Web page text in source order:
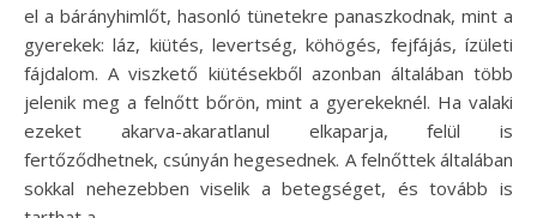
el a bárányhimlőt, hasonló tünetekre panaszkodnak, mint a
gyerekek: láz, kiütés, levertség, köhögés, fejfájás, ízületi
fájdalom. A viszkető kiütésekből azonban általában több
jelenik meg a felnőtt bőrön, mint a gyerekeknél. Ha valaki
ezeket akarva-akaratlanul elkaparja, felül is
fertőződhetnek, csúnyán hegesednek. A felnőttek általában
sokkal nehezebben viselik a betegséget, és tovább is